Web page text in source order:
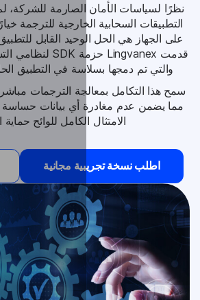
للشركة، لم تكن واجهات برمجة
للترجمة خيارًا، مما يجعل الترجمة
القابل للتطبيق. ولتلبية هذه الحاجة،
قدمت Lingvanex حزمة SDK لنظامي التشغيل iOS وAndroid،
في التطبيق الحالي للمركز الطبي.
الترجمات مباشرة على جهاز المريض،
بيانات حساسة للجهاز والحفاظ على
للوائح حماية البيانات.
مجانية اقرأ عن المنتج